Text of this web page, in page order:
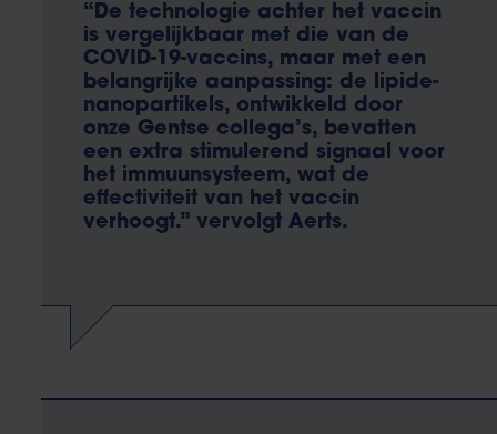
“De technologie achter het vaccin
is vergelijkbaar met die van de
COVID-19-vaccins, maar met een
belangrijke aanpassing: de lipide-
nanopartikels, ontwikkeld door
onze Gentse collega’s, bevatten
een extra stimulerend signaal voor
het immuunsysteem, wat de
effectiviteit van het vaccin
verhoogt.” vervolgt Aerts.